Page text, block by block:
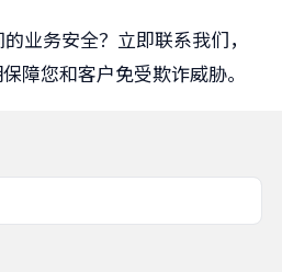
务安全？立即联系我们，
障您和客户免受欺诈威胁。